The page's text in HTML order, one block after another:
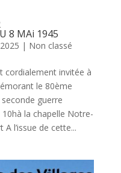
8 MAi 1945
| Non classé
cordialement invitée à
le 80ème
guerre
la chapelle Notre-
l’issue de cette...